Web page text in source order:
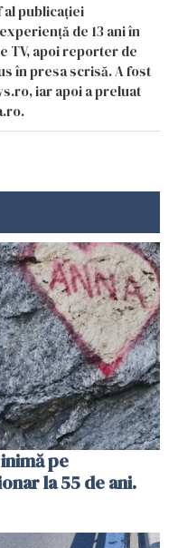
al publicației
de 13 ani în
TV, apoi reporter de
în presa scrisă. A fost
iar apoi a preluat
pe
la 55 de ani.